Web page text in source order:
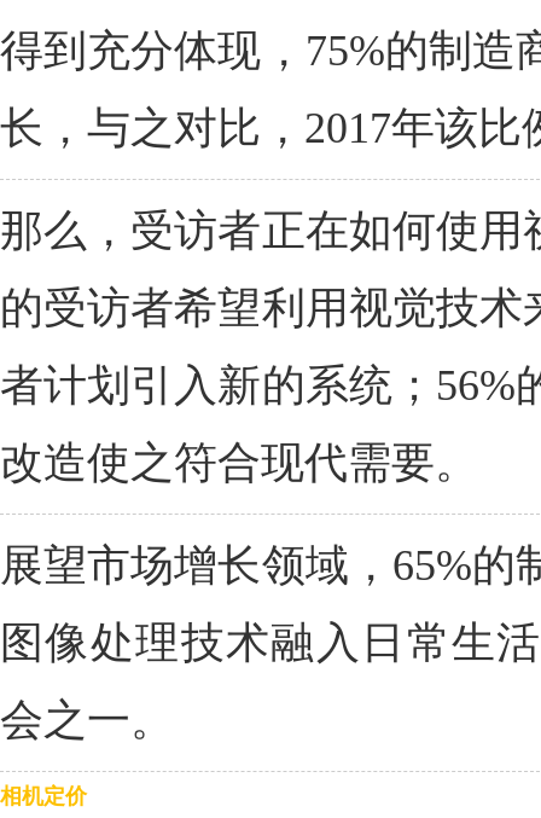
得到充分体现，75%的制造
长，与之对比，2017年该比
那么，受访者正在如何使
的受访者希望利用视觉技
者计划引入新的系统；
改造使之符合现代需要。
展望市场增长领域，65%的
图像处理技术融入日常生
会之一。
相机定价